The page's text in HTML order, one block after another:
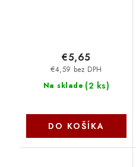
Na sklade (2 ks)
€4,59 bez DPH
€5,65
DO KOŠÍKA